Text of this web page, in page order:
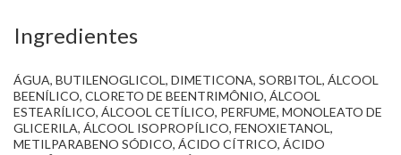
Ingredientes
ÁGUA, BUTILENOGLICOL, DIMETICONA, SORBITOL, ÁLCOOL
BEENÍLICO, CLORETO DE BEENTRIMÔNIO, ÁLCOOL
ESTEARÍLICO, ÁLCOOL CETÍLICO, PERFUME, MONOLEATO DE
GLICERILA, ÁLCOOL ISOPROPÍLICO, FENOXIETANOL,
METILPARABENO SÓDICO, ÁCIDO CÍTRICO, ÁCIDO